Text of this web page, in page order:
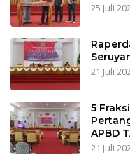
25 Juli
21 Juli
5
APBD
21 Juli